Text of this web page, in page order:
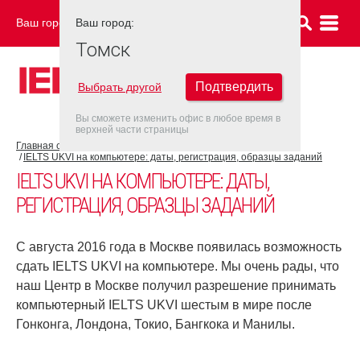
Ваш город: ТОМСК
Главная страница
IELTS UKVI на компьютере: даты, регистрация, образцы заданий
IELTS UKVI НА КОМПЬЮТЕРЕ: ДАТЫ,
РЕГИСТРАЦИЯ, ОБРАЗЦЫ ЗАДАНИЙ
С августа 2016 года в Москве появилась возможность
сдать IELTS UKVI на компьютере. Мы очень рады, что
наш Центр в Москве получил разрешение принимать
компьютерный IELTS UKVI шестым в мире после
Гонконга, Лондона, Токио, Бангкока и Манилы.
Ваш город:
Томск
Выбрать другой Подтвердить
Вы сможете изменить офис в любое время в
верхней части страницы